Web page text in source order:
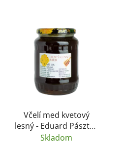
Včelí med kvetový
lesný - Eduard Pásztor
900 g
Skladom